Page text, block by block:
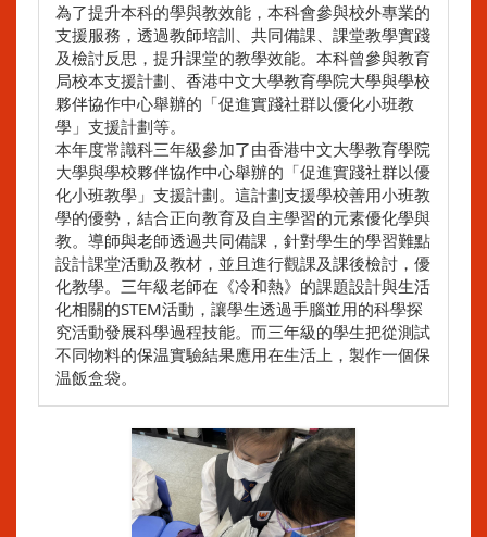
為了提升本科的學與教效能，本科會參與校外專業的
支援服務，透過教師培訓、共同備課、課堂教學實踐
及檢討反思，提升課堂的教學效能。本科曾參與教育
局校本支援計劃、香港中文大學教育學院大學與學校
夥伴協作中心舉辦的「促進實踐社群以優化小班教
學」支援計劃等。
本年度常識科三年級參加了由香港中文大學教育學院
大學與學校夥伴協作中心舉辦的「促進實踐社群以優
化小班教學」支援計劃。這計劃支援學校善用小班教
學的優勢，結合正向教育及自主學習的元素優化學與
教。導師與老師透過共同備課，針對學生的學習難點
設計課堂活動及教材，並且進行觀課及課後檢討，優
化教學。三年級老師在《冷和熱》的課題設計與生活
化相關的STEM活動，讓學生透過手腦並用的科學探
究活動發展科學過程技能。而三年級的學生把從測試
不同物料的保温實驗結果應用在生活上，製作一個保
温飯盒袋。